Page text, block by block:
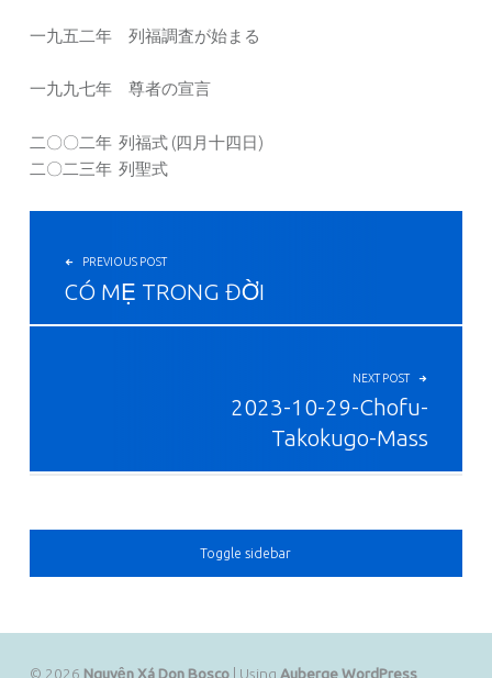
一九五二年 列福調査が始まる
一九九七年 尊者の宣言
二〇〇二年 列福式 (四月十四日)
二〇二三年 列聖式
投稿ナビゲーション
PREVIOUS POST
CÓ MẸ TRONG ĐỜI
NEXT POST
2023-10-29-Chofu-
Takokugo-Mass
SIDEBAR
Toggle sidebar
© 2026 Nguyện Xá Don Bosco Using AubergeWordPress